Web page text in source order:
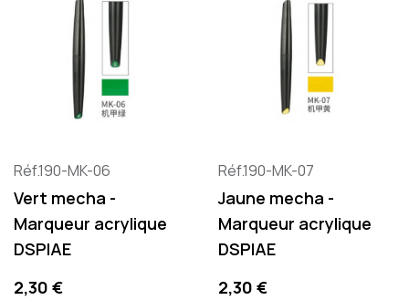
Réf.190-MK-06
Vert mecha -
Marqueur acrylique
DSPIAE
Precio
2,30 €
Réf.190-MK-07
Jaune mecha -
Marqueur acrylique
DSPIAE
Precio
2,30 €